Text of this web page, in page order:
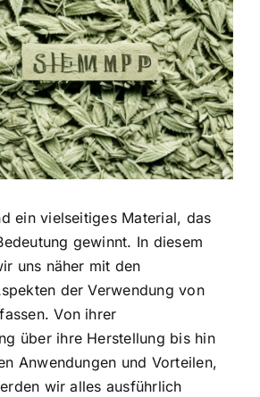
ein vielseitiges Material, das
gewinnt. In diesem
uns näher mit den
der Verwendung von
Von ihrer
über ihre Herstellung bis hin
Anwendungen und Vorteilen,
wir alles ausführlich